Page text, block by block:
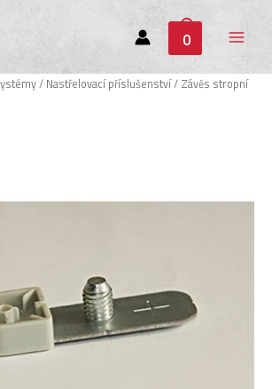
0
Main
Menu
/ Nastřelovací příslušenství/ Závěs stropní